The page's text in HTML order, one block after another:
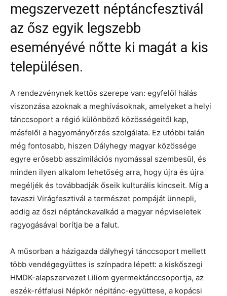
megszervezett néptáncfesztivál
az ősz egyik legszebb
eseményévé nőtte ki magát a kis
településen.
A rendezvénynek kettős szerepe van: egyfelől hálás
viszonzása azoknak a meghívásoknak, amelyeket a helyi
tánccsoport a régió különböző közösségeitől kap,
másfelől a hagyományőrzés szolgálata. Ez utóbbi talán
még fontosabb, hiszen Dályhegy magyar közössége
egyre erősebb asszimilációs nyomással szembesül, és
minden ilyen alkalom lehetőség arra, hogy újra és újra
megéljék és továbbadják őseik kulturális kincseit. Míg a
tavaszi Virágfesztivál a természet pompáját ünnepli,
addig az őszi néptánckavalkád a magyar népviseletek
ragyogásával borítja be a falut.
A műsorban a házigazda dályhegyi tánccsoport mellett
több vendégegyüttes is színpadra lépett: a kiskőszegi
HMDK-alapszervezet Liliom gyermektánccsoportja, az
eszék-rétfalusi Népkör népitánc-együttese, a kopácsi